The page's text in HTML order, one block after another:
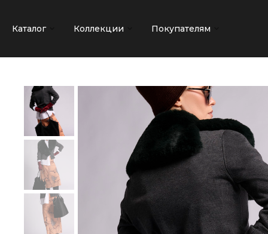
Каталог Коллекции Покупателям